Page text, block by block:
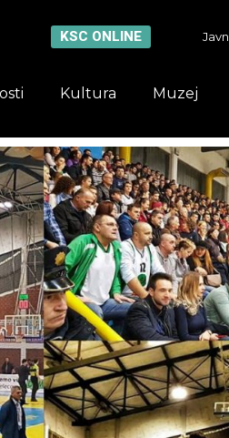
KSC ONLINE
Kultura Muzej